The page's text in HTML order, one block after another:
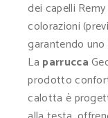
dei capelli
colorazioni
garantendo
La parrucca
prodotto
calotta è